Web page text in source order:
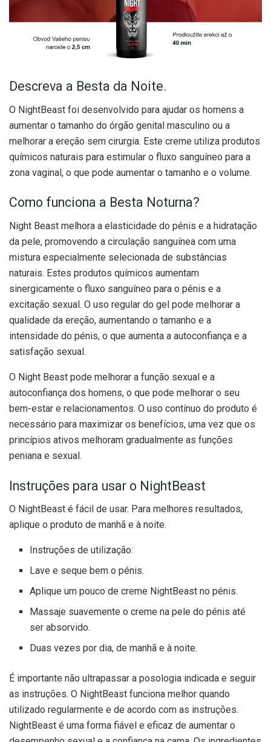
Descreva a Besta da Noite.
O NightBeast foi desenvolvido para ajudar os homens a
aumentar o tamanho do órgão genital masculino ou a
melhorar a ereção sem cirurgia. Este creme utiliza produtos
químicos naturais para estimular o fluxo sanguíneo para a
zona vaginal, o que pode aumentar o tamanho e o volume.
Como funciona a Besta Noturna?
Night Beast melhora a elasticidade do pénis e a hidratação
da pele, promovendo a circulação sanguínea com uma
mistura especialmente selecionada de substâncias
naturais. Estes produtos químicos aumentam
sinergicamente o fluxo sanguíneo para o pénis e a
excitação sexual. O uso regular do gel pode melhorar a
qualidade da ereção, aumentando o tamanho e a
intensidade do pénis, o que aumenta a autoconfiança e a
satisfação sexual.
O Night Beast pode melhorar a função sexual e a
autoconfiança dos homens, o que pode melhorar o seu
bem-estar e relacionamentos. O uso contínuo do produto é
necessário para maximizar os benefícios, uma vez que os
princípios ativos melhoram gradualmente as funções
peniana e sexual.
Instruções para usar o NightBeast
O NightBeast é fácil de usar. Para melhores resultados,
aplique o produto de manhã e à noite.
Instruções de utilização:
Lave e seque bem o pénis.
Aplique um pouco de creme NightBeast no pénis.
Massaje suavemente o creme na pele do pénis até
ser absorvido.
Duas vezes por dia, de manhã e à noite.
É importante não ultrapassar a posologia indicada e seguir
as instruções. O NightBeast funciona melhor quando
utilizado regularmente e de acordo com as instruções.
NightBeast é uma forma fiável e eficaz de aumentar o